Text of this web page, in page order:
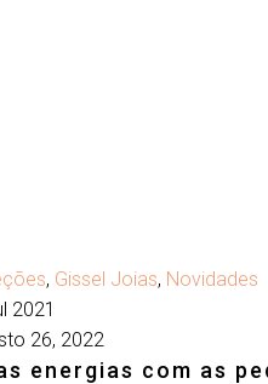
, Gissel Joias, Novidades
2021
26, 2022
energias com as